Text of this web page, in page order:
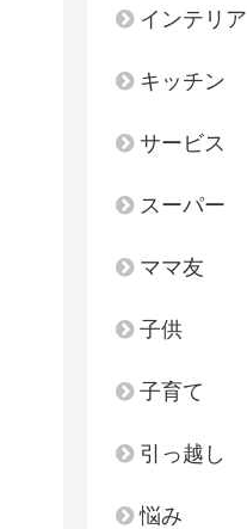
インテリア
キッチン
サービス
スーパー
ママ友
子供
子育て
引っ越し
悩み